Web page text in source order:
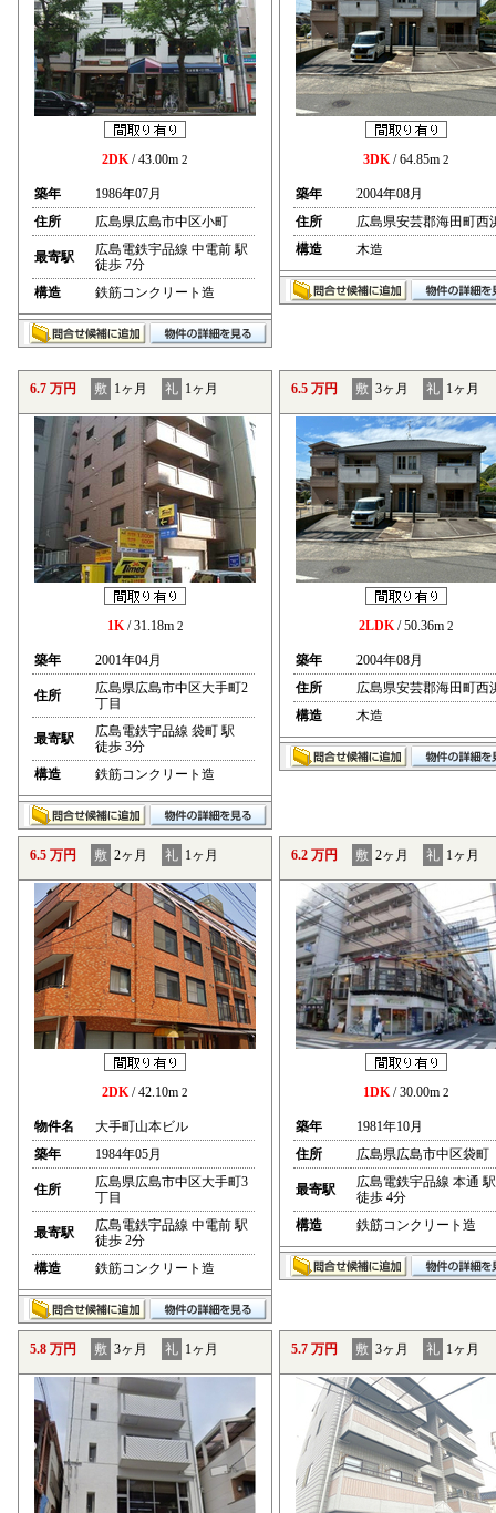
2DK/ 43.00m 2
築年
1986年07月
住所
広島県広島市中区小町
最寄駅
広島電鉄宇品線 中電前 駅
徒歩 7分
構造
鉄筋コンクリート造
3DK/ 64.85m 2
築年
2004年08月
住所
広島県安芸郡海田町西
構造
木造
6.7 万円 敷 1ヶ月 礼 1ヶ月
1K/ 31.18m 2
築年 2001年04月
住所
広島県広島市中区大手町2
丁目
最寄駅
広島電鉄宇品線 袋町 駅
徒歩 3分
構造
鉄筋コンクリート造
6.5 万円 敷 3ヶ月 礼 1ヶ月
2LDK/ 50.36m 2
築年
2004年08月
住所
広島県安芸郡海田町西
構造
木造
6.5 万円 敷 2ヶ月 礼 1ヶ月
2DK/ 42.10m 2
物件名
大手町山本ビル
築年
1984年05月
住所
広島県広島市中区大手町3
丁目
最寄駅
広島電鉄宇品線 中電前 駅
徒歩 2分
構造
鉄筋コンクリート造
6.2 万円 敷 2ヶ月 礼 1ヶ月
1DK/ 30.00m 2
築年
1981年10月
住所
広島県広島市中区袋町
最寄駅
広島電鉄宇品線 本通 駅
徒歩 4分
構造
鉄筋コンクリート造
5.8 万円 敷 3ヶ月 礼 1ヶ月 5.7 万円 敷 3ヶ月 礼 1ヶ月